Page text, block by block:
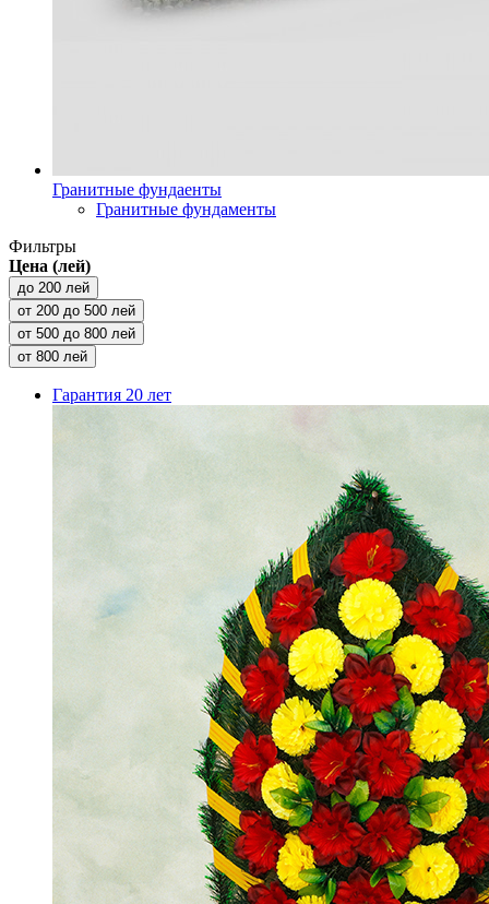
Гранитные фундаенты
Гранитные фундаменты
Фильтры
Цена (лей)
до 200 лей
от 200 до 500 лей
от 500 до 800 лей
от 800 лей
Гарантия 20 лет